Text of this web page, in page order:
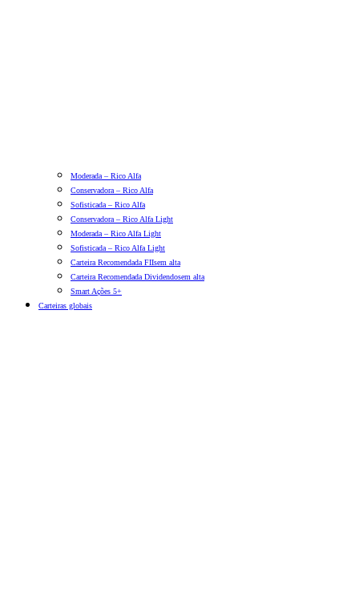
Moderada – Rico Alfa
Conservadora – Rico Alfa
Sofisticada – Rico Alfa
Conservadora – Rico Alfa Light
Moderada – Rico Alfa Light
Sofisticada – Rico Alfa Light
Carteira Recomendada FIIsem alta
Carteira Recomendada Dividendosem alta
Smart Ações 5+
Carteiras globais